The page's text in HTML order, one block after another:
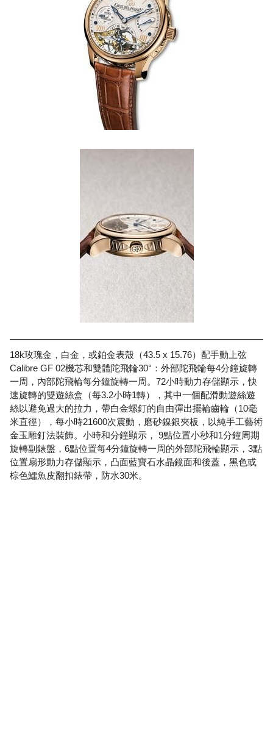
18k玫瑰金，白金，或鉑金表殼（43.5 x 15.76）配手動上弦
Calibre GF 02機芯和雙體陀飛輪30°：外部陀飛輪每4分鐘旋轉
一周，內部陀飛輪每分鐘旋轉一周。72小時動力存儲顯示，快
速旋轉的雙遊絲盒（每3.2小時1轉），其中一個配滑動遊絲遊
絲以避免過大的拉力，帶白金螺釘的自由彈出擺輪齒輪（10毫
米直徑），每小時21600次震動，磨砂鎳銀夾板，以純手工藝術
金玉雕釘法裝飾。小時和分鐘顯示， 9點位置小秒和1分鐘周期
旋轉副錶盤，6點位置每4分鐘旋轉一周的外部陀飛輪顯示，3點
位置扇形動力存儲顯示，凸面藍寶石水晶鏡面和後蓋，黑色或
棕色鱷魚皮翻扣錶帶，防水30米。